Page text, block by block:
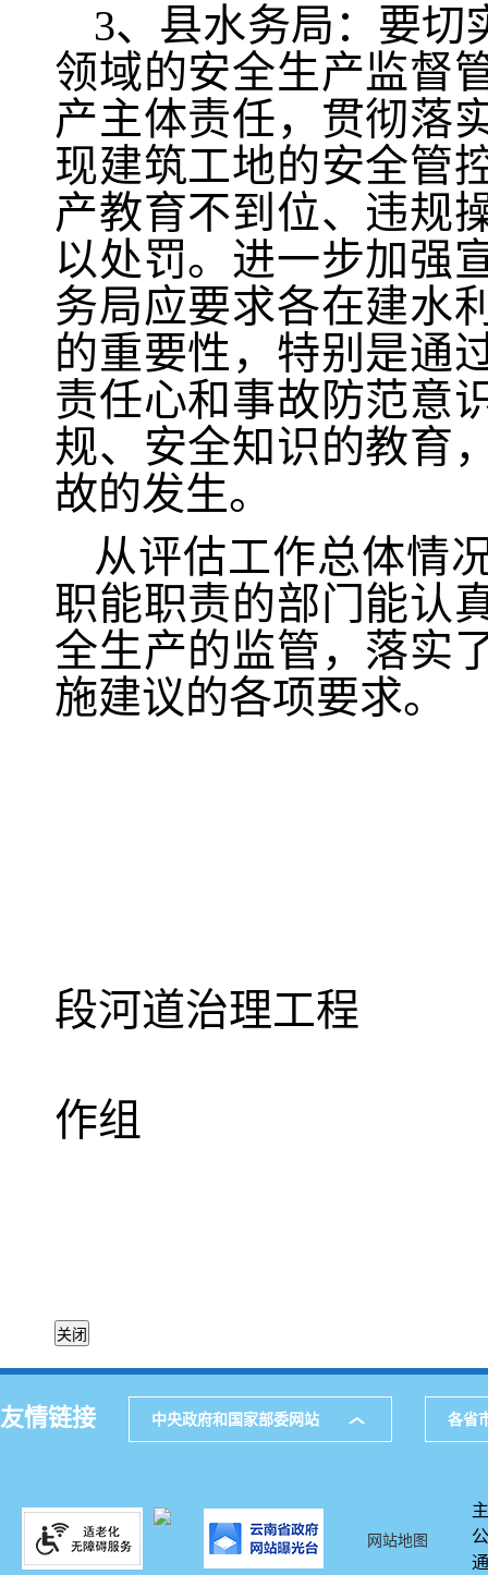
3、县水务局：要切
领域的安全生产监督
产主体责任，贯彻落
现建筑工地的安全管
产教育不到位、违规
以处罚。进一步加强
务局应要求各在建水
的重要性，特别是通
责任心和事故防范意
规、安全知识的教育
故的发生。
从评估工作总体情
职能职责的部门能认
全生产的监管，落实
施建议的各项要求。
段河道治理工程
作组
友情链接 中央政府和国家部委网站 各省
网站地图